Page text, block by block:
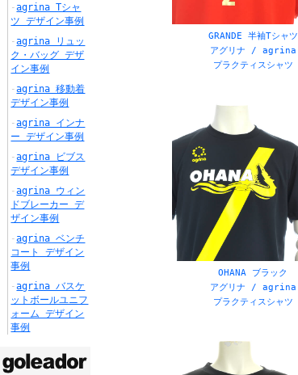
チーム名
カ:ポロシャツ カ:半袖ユニフォーム 10
agrina Tシャ
ツ デザイン事例
agrina リュッ
ク・バッグ デザ
イン事例
agrina 移動着
デザイン事例
agrina インナ
ー デザイン事例
agrina ビブス
デザイン事例
agrina ウィン
ドブレーカー デ
ザイン事例
agrina ベンチ
コート デザイン
事例
agrina バスケ
ットボールユニフ
ォーム デザイン
事例
GRANDE 半袖Tシャツ
アグリナ / agrina
プラクティスシャツ
OHANA ブラック
アグリナ / agrina
プラクティスシャツ